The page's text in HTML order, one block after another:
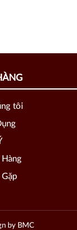
tôi
by BMC